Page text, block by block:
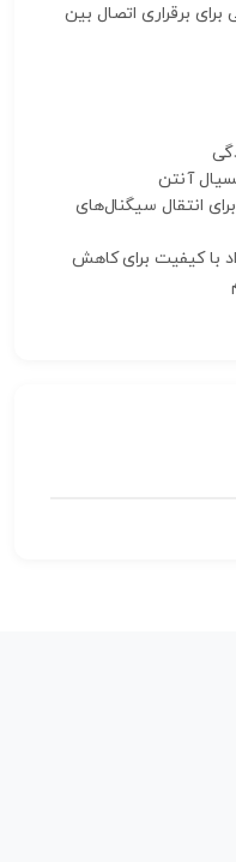
برقراری اتصال بین
آنتن
انتقال سیگنال‌های
با کیفیت برای کاهش